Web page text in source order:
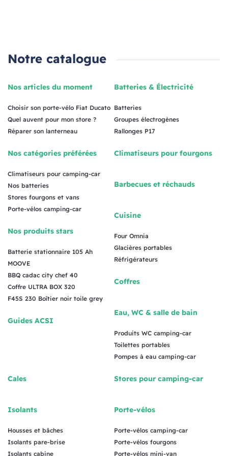
Notre catalogue
Nos articles du moment
Choisir son porte-vélo Fiat Ducato
Quel auvent pour mon store ?
Réparer son lanterneau
Nos catégories préférées
Climatiseurs pour camping-car
Nos batteries
Stores fourgons et vans
Porte-vélos camping-car
Nos produits stars
Batterie stationnaire 105 Ah
MOOVE
BBQ cadac city chef 40
Coffre ULTRA BOX 320
F45S 230 Boîtier noir toile grey
Guides ACSI
Batteries & Électricité
Batteries
Groupes électrogènes
Rallonges P17
Climatiseurs pour fourgons
Barbecues et réchauds
Cuisine
Four Omnia
Glacières portables
Réfrigérateurs
Coffres
Eau, WC & salle de bain
Produits WC camping-car
Toilettes portables
Pompes à eau camping-car
Cales
Isolants
Housses et bâches
Isolants pare-brise
Isolants cabine
Stores pour camping-car
Porte-vélos
Porte-vélos camping-car
Porte-vélos fourgons
Porte-vélos mini-van